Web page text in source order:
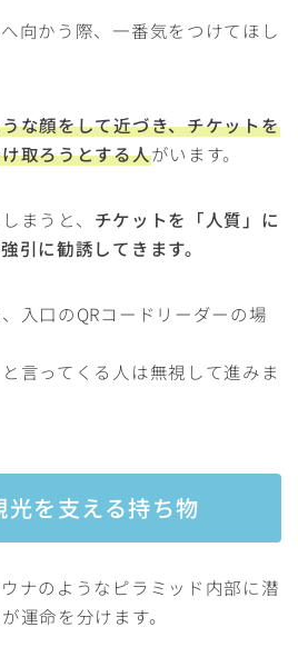
向かう際、一番気をつけてほし
な顔をして近づき、チケットを
取ろうとする人がいます。
まうと、 チケットを「人質」に
引に勧誘してきます。
入口のQRコードリーダーの場
言ってくる人は無視して進みま
を支える持ち物
ナのようなピラミッド内部に潜
運命を分けます。